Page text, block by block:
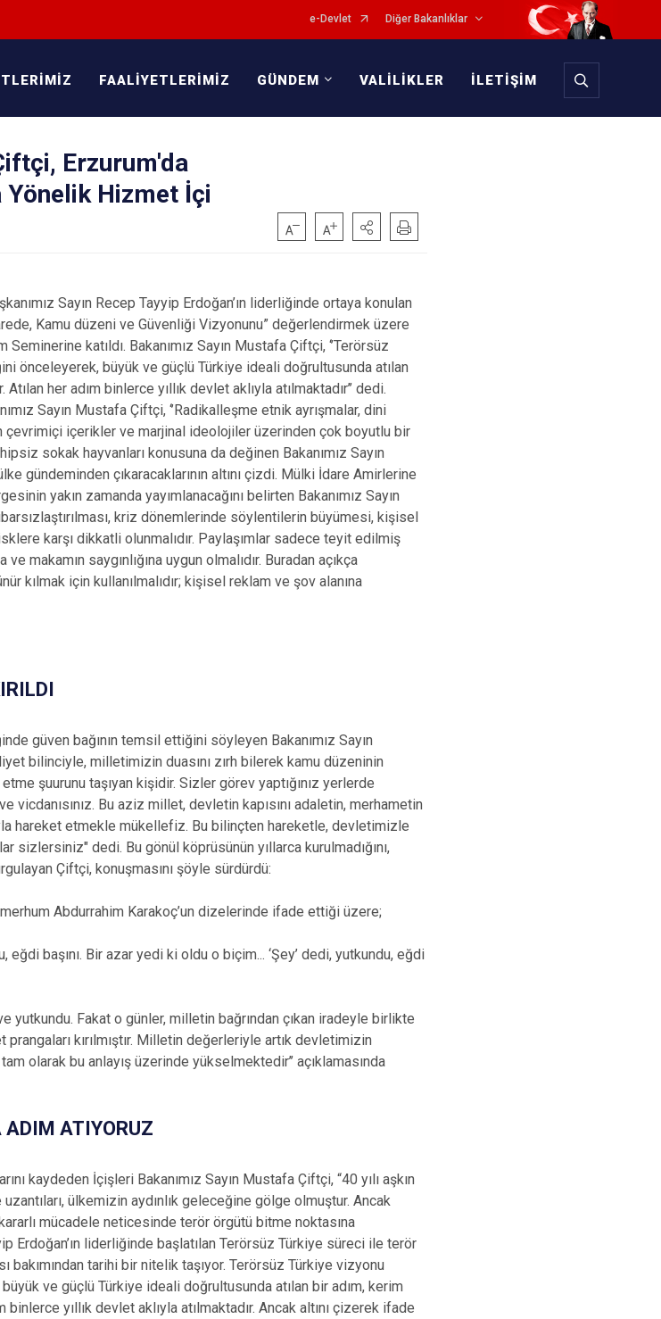
e-Devlet Diğer Bakanlıklar
FAALİYETLERİMİZ GÜNDEM VALİLİKLER İLETİŞİM
Erzurum'da
Yönelik Hizmet İçi
Sayın Recep Tayyip Erdoğan’ın liderliğinde ortaya konulan
Kamu düzeni ve Güvenliği Vizyonunu” değerlendirmek üzere
katıldı. Bakanımız Sayın Mustafa Çiftçi, ‘’Terörsüz
önceleyerek, büyük ve güçlü Türkiye ideali doğrultusunda atılan
her adım binlerce yıllık devlet aklıyla atılmaktadır’’ dedi.
Sayın Mustafa Çiftçi, ‘’Radikalleşme etnik ayrışmalar, dini
içerikler ve marjinal ideolojiler üzerinden çok boyutlu bir
sokak hayvanları konusuna da değinen Bakanımız Sayın
gündeminden çıkaracaklarının altını çizdi. Mülki İdare Amirlerine
yakın zamanda yayımlanacağını belirten Bakanımız Sayın
kriz dönemlerinde söylentilerin büyümesi, kişisel
karşı dikkatli olunmalıdır. Paylaşımlar sadece teyit edilmiş
makamın saygınlığına uygun olmalıdır. Buradan açıkça
kılmak için kullanılmalıdır; kişisel reklam ve şov alanına
güven bağının temsil ettiğini söyleyen Bakanımız Sayın
bilinciyle, milletimizin duasını zırh bilerek kamu düzeninin
şuurunu taşıyan kişidir. Sizler görev yaptığınız yerlerde
Bu aziz millet, devletin kapısını adaletin, merhametin
hareket etmekle mükellefiz. Bu bilinçten hareketle, devletimizle
sizlersiniz" dedi. Bu gönül köprüsünün yıllarca kurulmadığını,
Çiftçi, konuşmasını şöyle sürdürdü:
Abdurrahim Karakoç’un dizelerinde ifade ettiği üzere;
eğdi başını. Bir azar yedi ki oldu o biçim... ‘Şey’ dedi, yutkundu, eğdi
yutkundu. Fakat o günler, milletin bağrından çıkan iradeyle birlikte
kırılmıştır. Milletin değerleriyle artık devletimizin
olarak bu anlayış üzerinde yükselmektedir’’ açıklamasında
ADIM ATIYORUZ
kaydeden İçişleri Bakanımız Sayın Mustafa Çiftçi, “40 yılı aşkın
ülkemizin aydınlık geleceğine gölge olmuştur. Ancak
mücadele neticesinde terör örgütü bitme noktasına
Erdoğan’ın liderliğinde başlatılan Terörsüz Türkiye süreci ile terör
bakımından tarihi bir nitelik taşıyor. Terörsüz Türkiye vizyonu
ve güçlü Türkiye ideali doğrultusunda atılan bir adım, kerim
binlerce yıllık devlet aklıyla atılmaktadır. Ancak altını çizerek ifade